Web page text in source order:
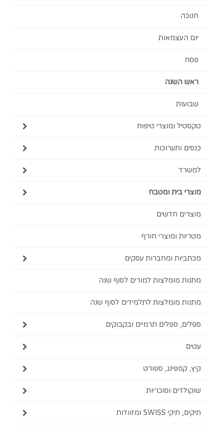
חנוכה
יום העצמאות
פסח
ראש השנה
שבועות
טקסטיל ומוצרי טיפוח
כנסים ותערוכות
למשרד
מוצרי בית ומטבח
מוצרים חדשים
מטריות ומוצרי חורף
מכתביות ומחברות עסקים
מתנות מומלצות למורים לסוף שנה
מתנות מומלצות לתלמידים לסוף שנה
ספלים, ספלים תרמיים ובקבוקים
עטים
קיץ, קמפינג, ספורט
שוקולדים וסוכריות
תיקים, תיקי SWISS ומזוודות